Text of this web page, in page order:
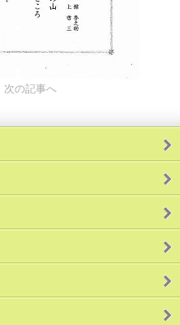
次の記事へ